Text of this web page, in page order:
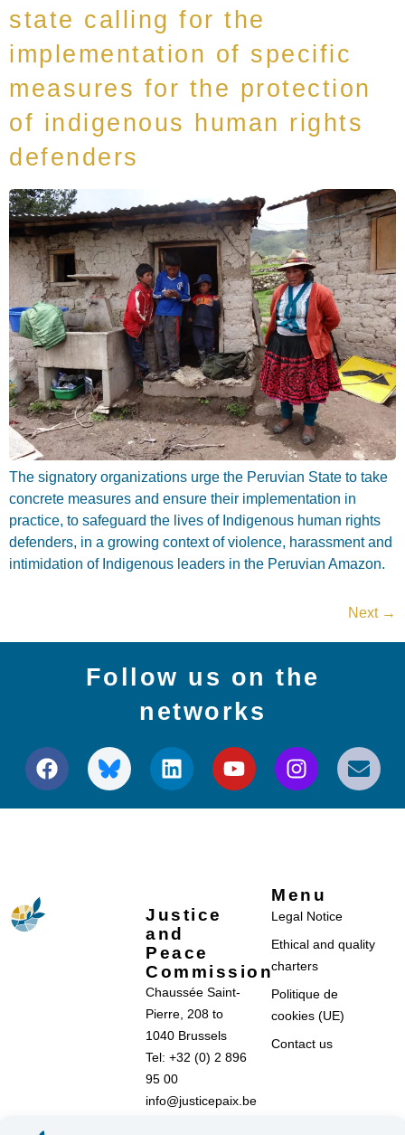
state calling for the
implementation of specific
measures for the protection
of indigenous human rights
defenders
The signatory organizations urge the Peruvian State to take
concrete measures and ensure their implementation in
practice, to safeguard the lives of Indigenous human rights
defenders, in a growing context of violence, harassment and
intimidation of Indigenous leaders in the Peruvian Amazon.
Next →
Follow us on the
networks
Justice
and
Peace
Commission
Chaussée Saint-
Pierre, 208 to
1040 Brussels
Tel: +32 (0) 2 896
95 00
info@justicepaix.be
Menu
Legal Notice
Ethical and quality
charters
Politique de
cookies (UE)
Contact us